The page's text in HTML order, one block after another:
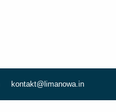
kontakt@limanowa.in